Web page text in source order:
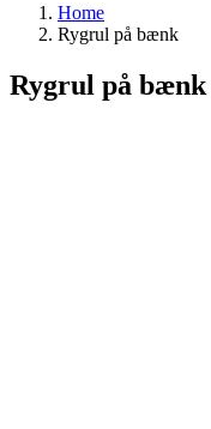
Home
Rygrul på bænk
Rygrul på bænk